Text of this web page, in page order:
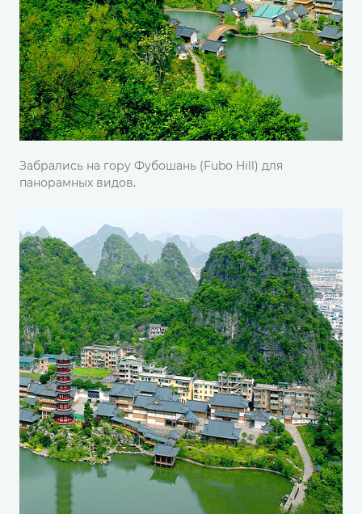
Забрались на гору Фубошань (Fubo Hill) для
панорамных видов.